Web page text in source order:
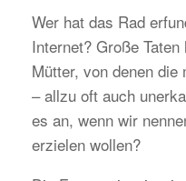
Wer hat das Rad
Internet? Große
Mütter, von denen die
– allzu oft auch
es an, wenn wir
erzielen wollen?